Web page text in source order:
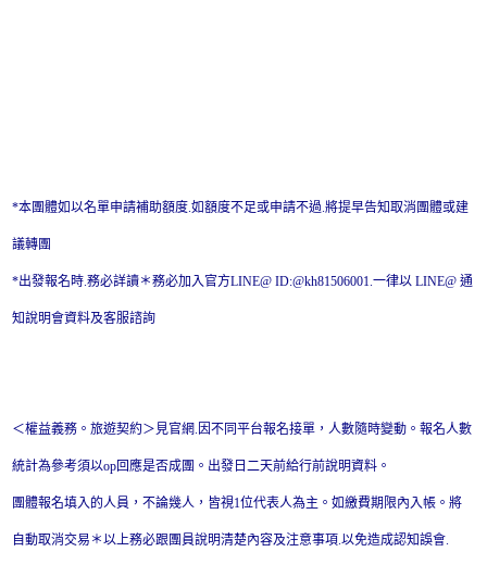
*本團體如以名單申請補助額度.如額度不足或申請不過.將提早告知取消團體或建
議轉團
*出發報名時.務必詳讀＊務必加入官方LINE@ ID:@kh81506001.一律以 LINE@ 通
知說明會資料及客服諮詢
＜權益義務。旅遊契約＞見官網.因不同平台報名接單，人數隨時變動。報名人數
統計為參考須以op回應是否成團。出發日二天前給行前說明資料。
團體報名填入的人員，不論幾人，皆視1位代表人為主。如繳費期限內入帳。將
自動取消交易＊以上務必跟團員說明清楚內容及注意事項.以免造成認知誤會.